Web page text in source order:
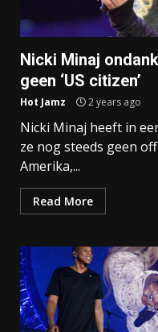
Nicki Minaj
geen ‘US citizen’
Hot Jamz 2 years ago
Nicki Minaj heeft in
ze nog steeds geen
Amerika,...
Read More